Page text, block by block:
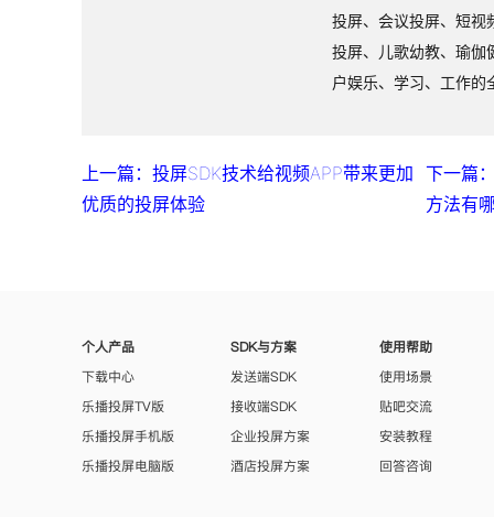
投屏、会议投屏、短视
投屏、儿歌幼教、瑜伽
户娱乐、学习、工作的
上一篇：投屏SDK技术给视频APP带来更加
优质的投屏体验
下一篇
方法有
个人产品
下载中心
乐播投屏TV版
乐播投屏手机版
乐播投屏电脑版
SDK与方案
发送端SDK
接收端SDK
企业投屏方案
酒店投屏方案
使用帮助
使用场景
贴吧交流
安装教程
回答咨询